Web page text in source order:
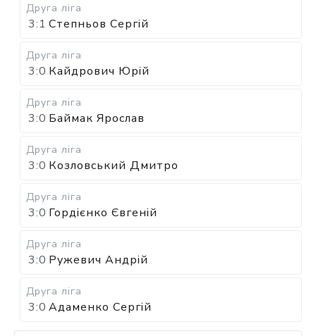
Друга ліга
3:1 Степньов Сергій
Друга ліга
3:0 Кайдрович Юрій
Друга ліга
3:0 Баймак Ярослав
Друга ліга
3:0 Козловський Дмитро
Друга ліга
3:0 Гордієнко Євгеній
Друга ліга
3:0 Ружевич Андрій
Друга ліга
3:0 Адаменко Сергій